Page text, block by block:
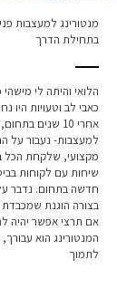
מנטורינג למעצבות
בתחילת הדרך
הלואי והיתה לי
כאבי לב וטעויות היו
למעצבות- נעבור על
מקצועי, שלקחת הכל
שיחות עם לקוחות
חדשה בתחום. נדבר
בצורה הוגנת
אם תרצי אפשר יהיה
המנטורינג הוא
לתמוך